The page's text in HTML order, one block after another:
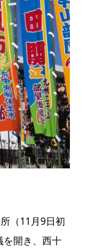
（11月9日初
を開き、西十